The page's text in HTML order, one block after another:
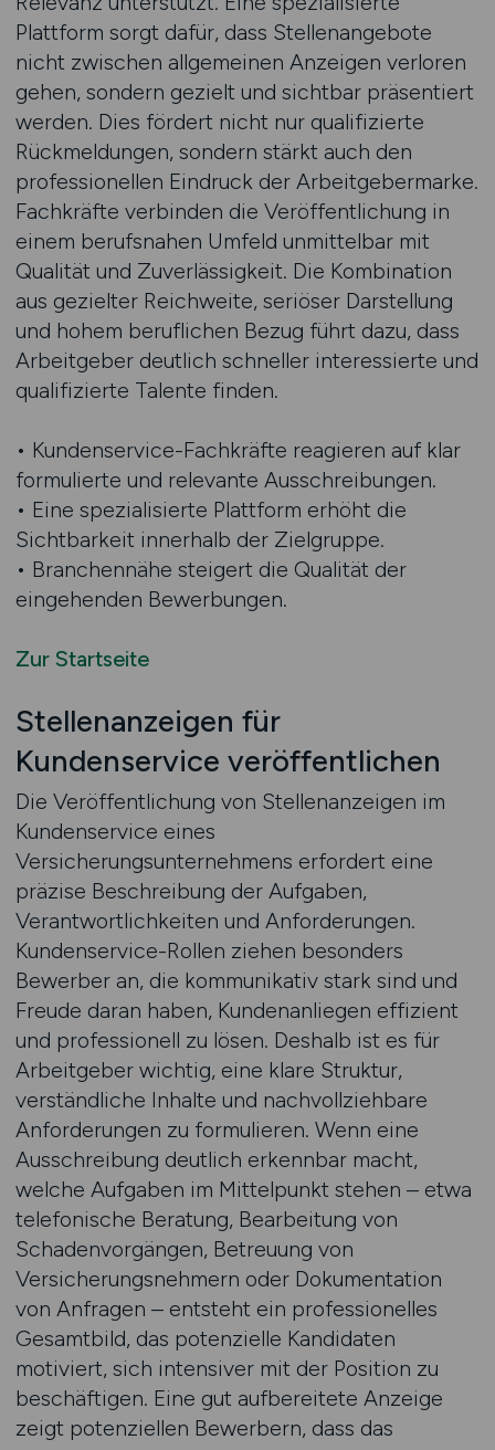
Plattform sorgt dafür, dass Stellenangebote
nicht zwischen allgemeinen Anzeigen verloren
gehen, sondern gezielt und sichtbar präsentiert
werden. Dies fördert nicht nur qualifizierte
Rückmeldungen, sondern stärkt auch den
professionellen Eindruck der Arbeitgebermarke.
Fachkräfte verbinden die Veröffentlichung in
einem berufsnahen Umfeld unmittelbar mit
Qualität und Zuverlässigkeit. Die Kombination
aus gezielter Reichweite, seriöser Darstellung
und hohem beruflichen Bezug führt dazu, dass
Arbeitgeber deutlich schneller interessierte und
qualifizierte Talente finden.
• Kundenservice-Fachkräfte reagieren auf klar
formulierte und relevante Ausschreibungen.
• Eine spezialisierte Plattform erhöht die
Sichtbarkeit innerhalb der Zielgruppe.
• Branchennähe steigert die Qualität der
eingehenden Bewerbungen.
Zur Startseite
Stellenanzeigen für
Kundenservice veröffentlichen
Die Veröffentlichung von Stellenanzeigen im
Kundenservice eines
Versicherungsunternehmens erfordert eine
präzise Beschreibung der Aufgaben,
Verantwortlichkeiten und Anforderungen.
Kundenservice-Rollen ziehen besonders
Bewerber an, die kommunikativ stark sind und
Freude daran haben, Kundenanliegen effizient
und professionell zu lösen. Deshalb ist es für
Arbeitgeber wichtig, eine klare Struktur,
verständliche Inhalte und nachvollziehbare
Anforderungen zu formulieren. Wenn eine
Ausschreibung deutlich erkennbar macht,
welche Aufgaben im Mittelpunkt stehen – etwa
telefonische Beratung, Bearbeitung von
Schadenvorgängen, Betreuung von
Versicherungsnehmern oder Dokumentation
von Anfragen – entsteht ein professionelles
Gesamtbild, das potenzielle Kandidaten
motiviert, sich intensiver mit der Position zu
beschäftigen. Eine gut aufbereitete Anzeige
zeigt potenziellen Bewerbern, dass das